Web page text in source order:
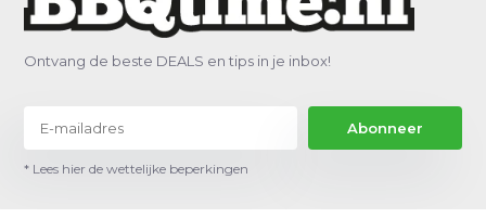
Ontvang de beste DEALS en tips in je inbox!
Abonneer
* Lees hier de wettelijke beperkingen